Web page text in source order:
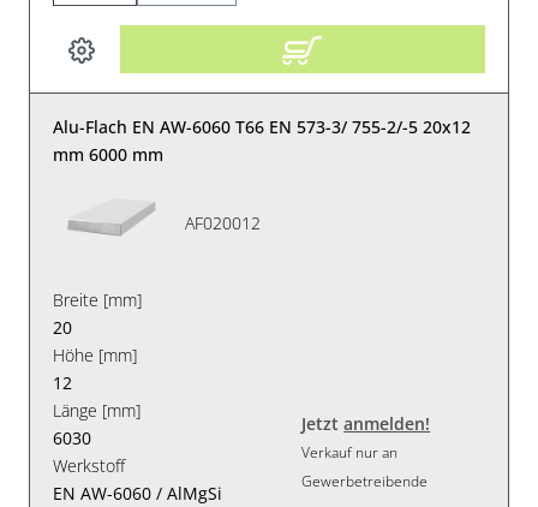
Alu-Flach EN AW-6060 T66 EN 573-3/ 755-2/-5 20x12
mm 6000 mm
AF020012
Breite [mm]
20
Höhe [mm]
12
Länge [mm]
6030
Werkstoff
EN AW-6060 / AlMgSi
Jetztanmelden!
Verkauf nur an
Gewerbetreibende